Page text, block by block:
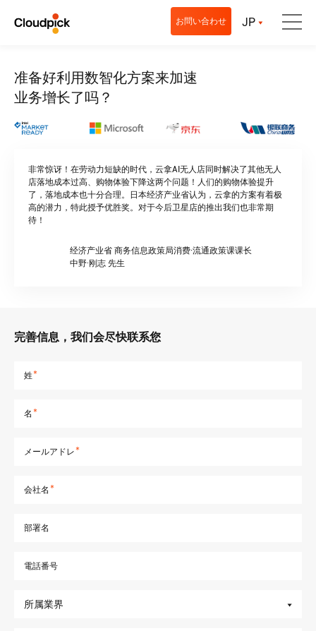
お問い合わせ JP
准备好利用数智化方案来加速
业务增长了吗？
非常惊讶！在劳动力短缺的时代，云拿AI无人店同时解决了其他无人
店落地成本过高、购物体验下降这两个问题！人们的购物体验提升
了，落地成本也十分合理。日本经济产业省认为，云拿的方案有着极
高的潜力，特此授予优胜奖。对于今后卫星店的推出我们也非常期
待！
经济产业省 商务信息政策局消费·流通政策课课长
中野·刚志 先生
完善信息，我们会尽快联系您
姓
名
メールアドレ
会社名
部署名
電話番号
所属業界